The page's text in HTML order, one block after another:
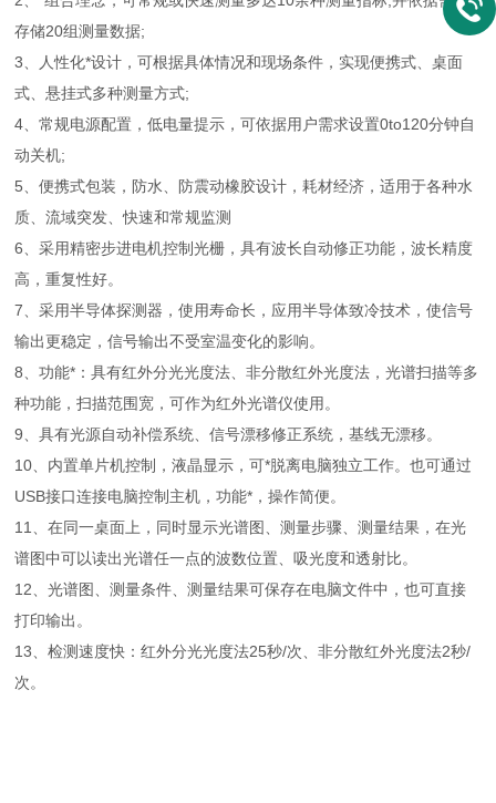
存储20组测量数据;
3、人性化*设计，可根据具体情况和现场条件，实现便携式、桌面
式、悬挂式多种测量方式;
4、常规电源配置，低电量提示，可依据用户需求设置0to120分钟自
动关机;
5、便携式包装，防水、防震动橡胶设计，耗材经济，适用于各种水
质、流域突发、快速和常规监测
6、采用精密步进电机控制光栅，具有波长自动修正功能，波长精度
高，重复性好。
7、采用半导体探测器，使用寿命长，应用半导体致冷技术，使信号
输出更稳定，信号输出不受室温变化的影响。
8、功能*：具有红外分光光度法、非分散红外光度法，光谱扫描等多
种功能，扫描范围宽，可作为红外光谱仪使用。
9、具有光源自动补偿系统、信号漂移修正系统，基线无漂移。
10、内置单片机控制，液晶显示，可*脱离电脑独立工作。也可通过
USB接口连接电脑控制主机，功能*，操作简便。
11、在同一桌面上，同时显示光谱图、测量步骤、测量结果，在光
谱图中可以读出光谱任一点的波数位置、吸光度和透射比。
12、光谱图、测量条件、测量结果可保存在电脑文件中，也可直接
打印输出。
13、检测速度快：红外分光光度法25秒/次、非分散红外光度法2秒/
次。